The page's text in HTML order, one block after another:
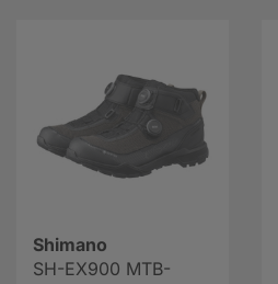
Shimano
SH-EX900 MTB-